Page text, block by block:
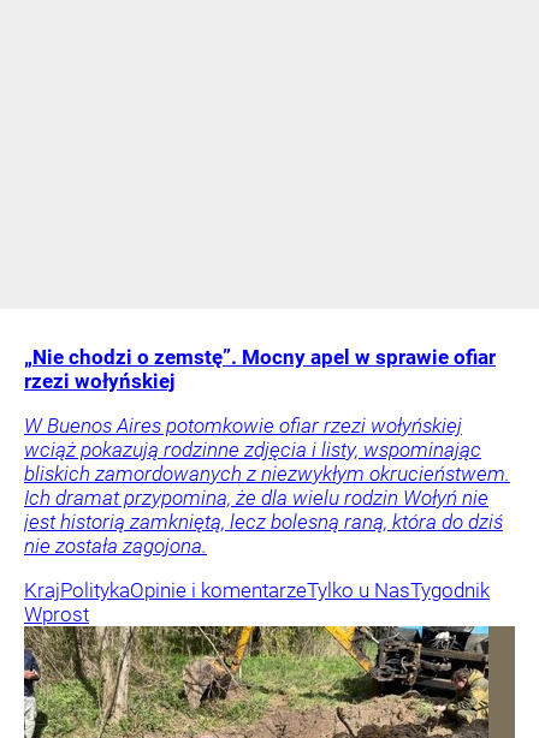
„Nie chodzi o zemstę”. Mocny apel w sprawie ofiar
rzezi wołyńskiej
W Buenos Aires potomkowie ofiar rzezi wołyńskiej
wciąż pokazują rodzinne zdjęcia i listy, wspominając
bliskich zamordowanych z niezwykłym okrucieństwem.
Ich dramat przypomina, że dla wielu rodzin Wołyń nie
jest historią zamkniętą, lecz bolesną raną, która do dziś
nie została zagojona.
KrajPolitykaOpinie i komentarzeTylko u NasTygodnik
Wprost